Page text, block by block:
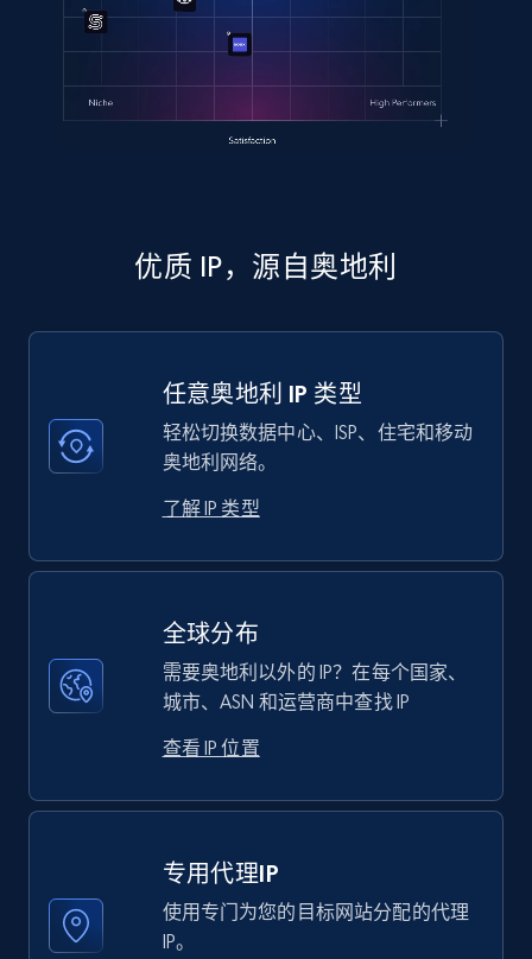
优质 IP，源自奥地利
任意奥地利 IP 类型
轻松切换数据中心、ISP、住宅和移动
奥地利网络。
了解 IP 类型
全球分布
需要奥地利以外的 IP？在每个国家、
城市、ASN 和运营商中查找 IP
查看 IP 位置
专用代理IP
使用专门为您的目标网站分配的代理
IP。